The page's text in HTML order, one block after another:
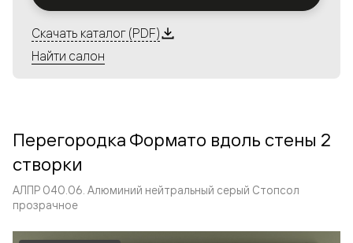
Алюминиевые перегородки имеют единый профиль
с алюминиевыми дверьми и легко сочетаются в одном
алюминиевых перегородок и дверей координируется
со стеновыми панелями Волховец.
Скачать каталог (PDF)
Найти салон
Перегородка Формато вдоль стены 2
створки
АЛПР 040.06. Алюминий нейтральный серый Стопсол
прозрачное